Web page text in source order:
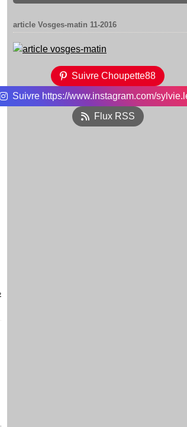
article Vosges-matin 11-2016
Suivre Choupette88
Suivre https://www.instagram.com/
Flux RSS